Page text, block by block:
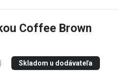
Coffee Brown
Skladom u dodávateľa